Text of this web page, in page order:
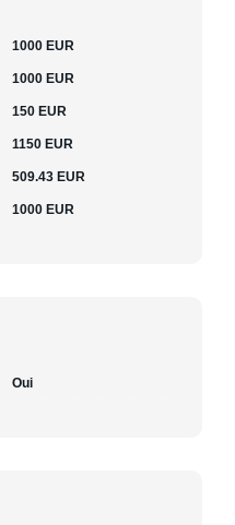
1000 EUR
1000 EUR
150 EUR
1150 EUR
509.43 EUR
1000 EUR
Oui